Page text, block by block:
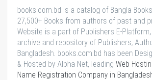
books.com.bd is a catalog of Bangla
27,500+ Books from authors of past and
Website is a part of Publishers E-
archive and repository of Publishers,
Bangladesh. books.com.bd has been
& Hosted by Alpha Net, leading Web
Name Registration Company in